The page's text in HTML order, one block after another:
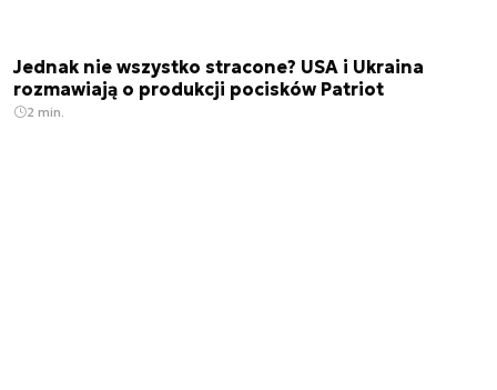
Jednak nie wszystko stracone? USA i Ukraina
rozmawiają o produkcji pocisków Patriot
2 min.